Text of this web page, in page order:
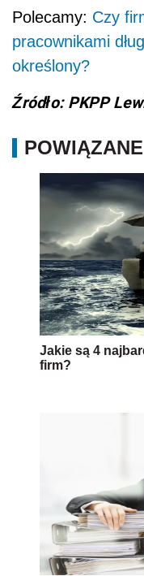
Polecamy: Czy
pracownikami
określony?
Źródło: PKPP
POWIĄZANE
Jakie są 4
firm?